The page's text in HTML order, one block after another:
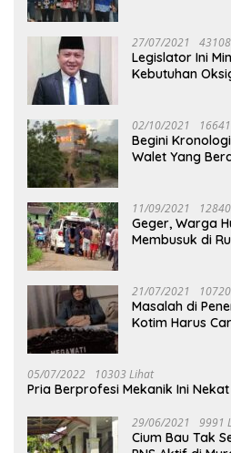
27/07/2021
Legislator Ini
Kebutuhan
02/10/2021
Begini
Walet Yang
11/09/2021
Geger, Warga
Membusuk di
21/07/2021
Masalah di
Kotim Harus
05/07/2022 10303 Lihat
Pria Berprofesi Mekanik Ini
29/06/2021 9991
Cium Bau Tak